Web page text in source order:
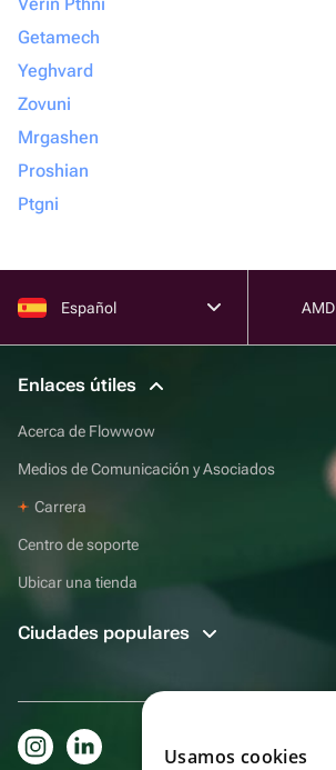
Getamech
Yeghvard
Zovuni
Mrgashen
Proshian
Ptgni
Español AMD
Enlaces útiles
Acerca de Flowwow
Medios de Comunicación y Asociados
Carrera
Centro de soporte
Ubicar una tienda
Ciudades populares
Usamos cookies